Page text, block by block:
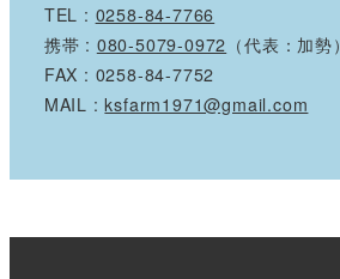
TEL : 0258-84-7766
携帯 : 080-5079-0972 （代表：加勢）
FAX : 0258-84-7752
MAIL :ksfarm1971@gmail.com